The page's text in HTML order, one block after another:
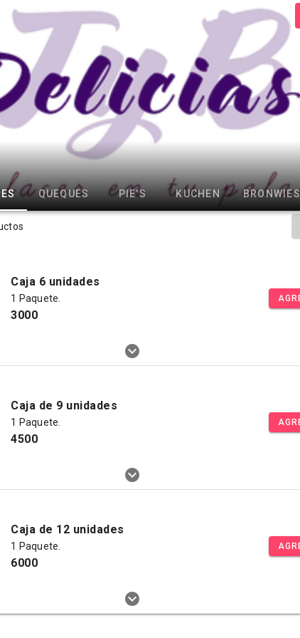
QUEQUES PIE'S KUCHEN BRONWIES
Caja 6 unidades
1 Paquete.
3000
Caja de 9 unidades
1 Paquete.
4500
Caja de 12 unidades
1 Paquete.
6000